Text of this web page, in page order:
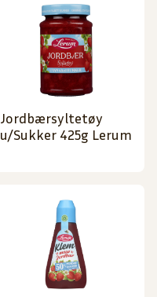
Jordbærsyltetøy
u/Sukker 425g Lerum